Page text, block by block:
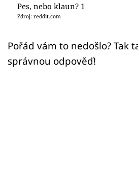
Přihlášení
Sledujte nás
Pes, nebo klaun? 1
Zdroj: reddit.com
Pořád vám to nedošlo? Tak
správnou odpověď!